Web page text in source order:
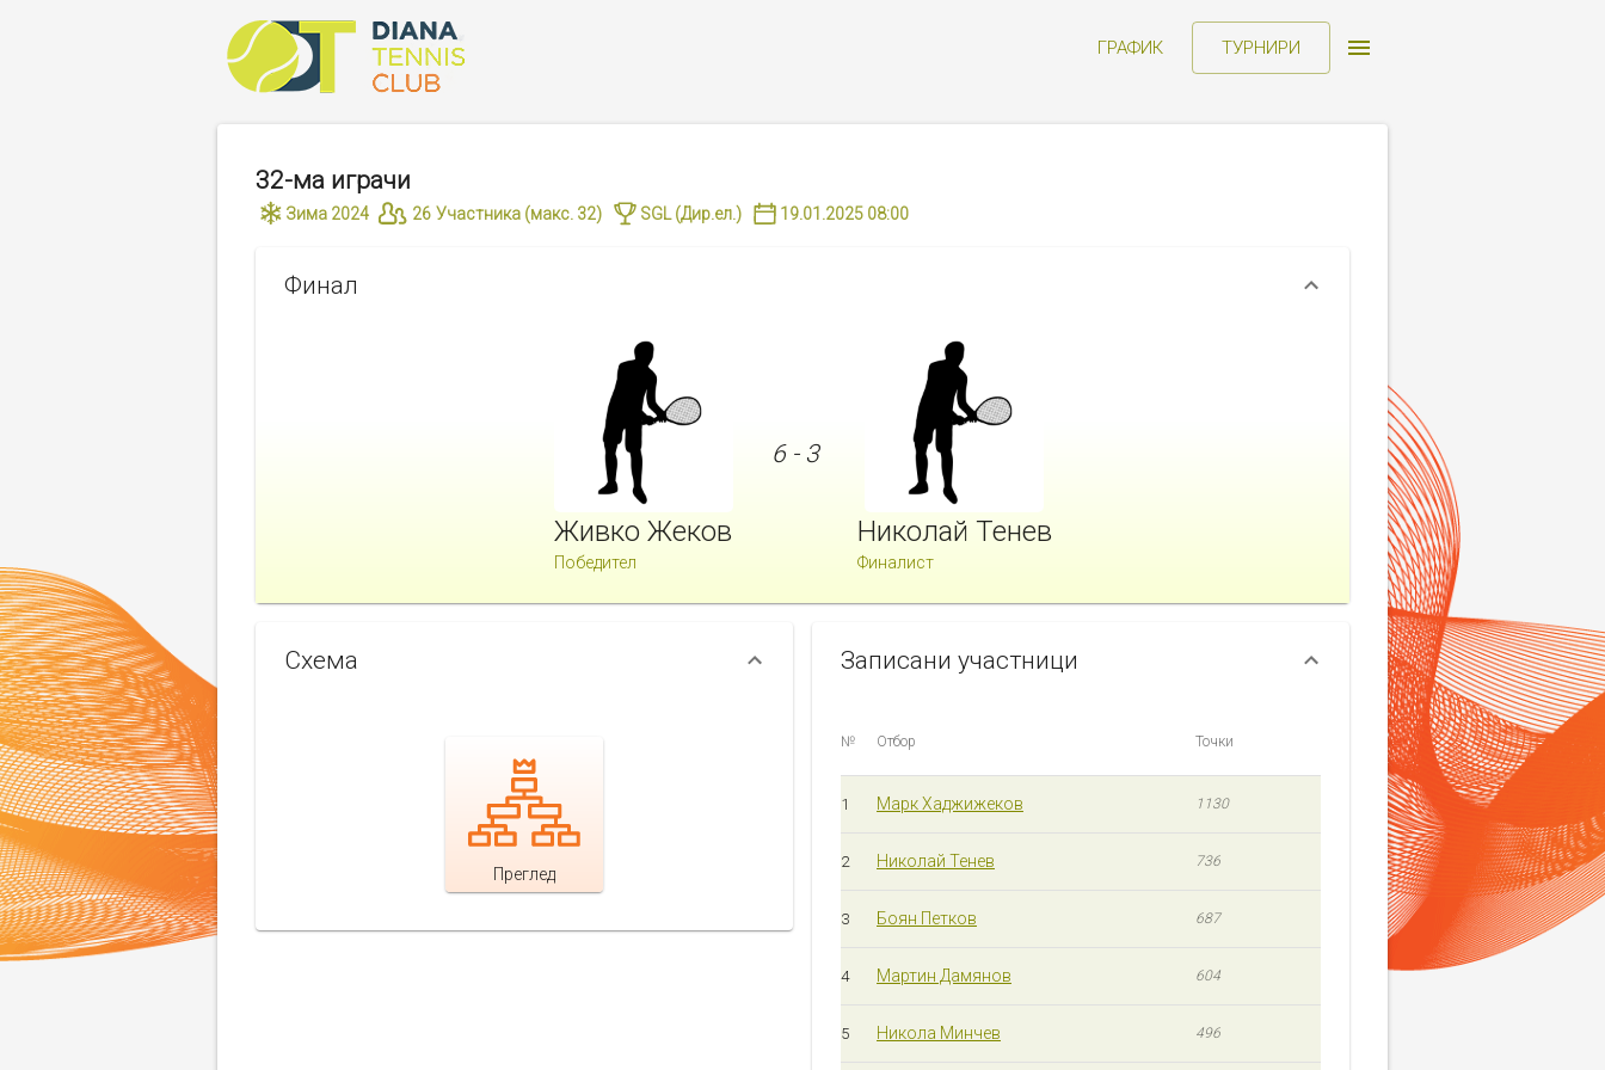
ГРАФИК ТУРНИРИ
32-ма играчи
Зима 2024 26 Участника (макс. 32) SGL(Дир.ел.) 19.01.2025 08:00
Финал
Живко Жеков
Победител
6- 3
Николай Тенев
Финалист
Схема
Преглед
Записани участници
№ Отбор Точки
1 Марк Хаджижеков 1130
2 Николай Тенев 736
3 Боян Петков 687
4 Мартин Дамянов 604
5 Никола Минчев 496